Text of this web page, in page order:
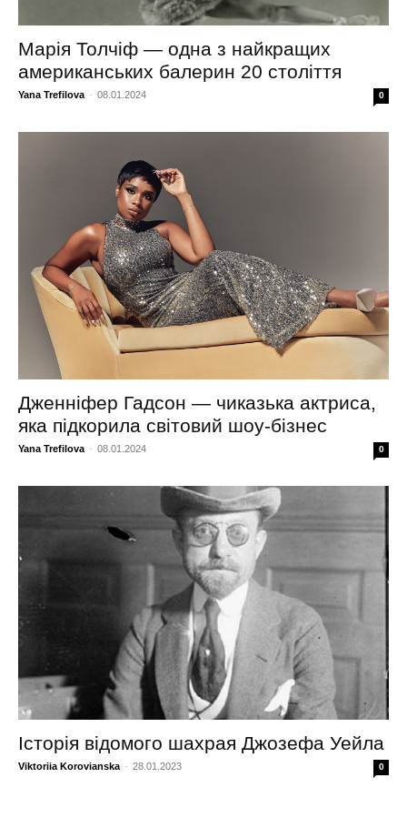
Марія Толчіф — одна з найкращих
американських балерин 20 століття
Yana Trefilova - 08.01.2024 0
Дженніфер Гадсон — чиказька актриса,
яка підкорила світовий шоу-бізнес
Yana Trefilova - 08.01.2024 0
Історія відомого шахрая Джозефа Уейла
Viktoriia Korovianska - 28.01.2023 0